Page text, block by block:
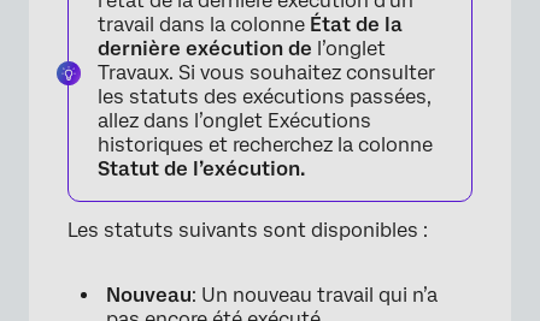
travail dans la colonne État de la
dernière exécution de l’onglet
Travaux. Si vous souhaitez consulter
les statuts des exécutions passées,
allez dans l’onglet Exécutions
historiques et recherchez la colonne
Statut de l’exécution.
Les statuts suivants sont disponibles :
Nouveau: Un nouveau travail qui n’a